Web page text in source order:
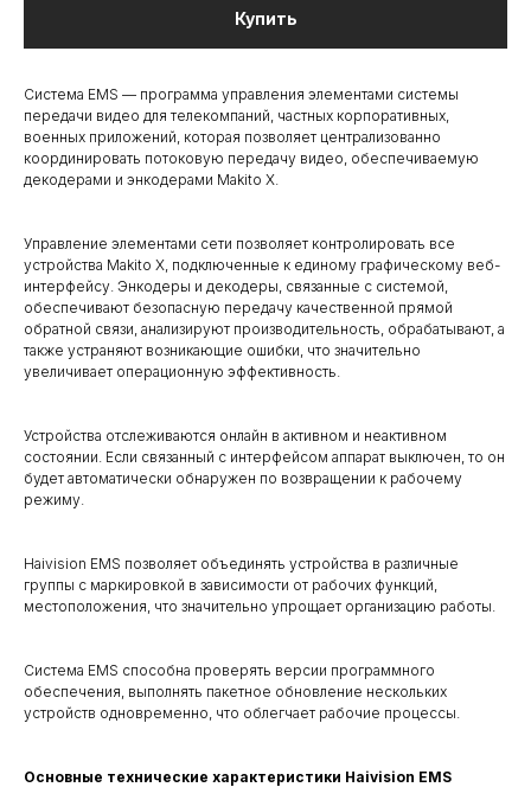
Купить
Система EMS — программа управления элементами системы
передачи видео для телекомпаний, частных корпоративных,
военных приложений, которая позволяет централизованно
координировать потоковую передачу видео, обеспечиваемую
декодерами и энкодерами Makito X.
Управление элементами сети позволяет контролировать все
устройства Makito X, подключенные к единому графическому веб-
интерфейсу. Энкодеры и декодеры, связанные с системой,
обеспечивают безопасную передачу качественной прямой
обратной связи, анализируют производительность, обрабатывают, а
также устраняют возникающие ошибки, что значительно
увеличивает операционную эффективность.
Устройства отслеживаются онлайн в активном и неактивном
состоянии. Если связанный с интерфейсом аппарат выключен, то он
будет автоматически обнаружен по возвращении к рабочему
режиму.
Haivision EMS позволяет объединять устройства в различные
группы с маркировкой в зависимости от рабочих функций,
местоположения, что значительно упрощает организацию работы.
Система EMS способна проверять версии программного
обеспечения, выполнять пакетное обновление нескольких
устройств одновременно, что облегчает рабочие процессы.
Основные технические характеристики Haivision EMS